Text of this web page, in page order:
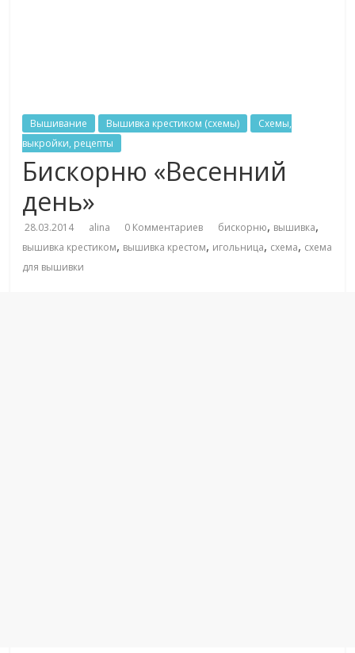
Вышивание Вышивка крестиком (схемы)
Схемы,
выкройки, рецепты
Бискорню «Весенний
день»
28.03.2014 alina 0 Комментариев бискорню, вышивка,
вышивка крестиком, вышивка крестом, игольница, схема, схема
для вышивки